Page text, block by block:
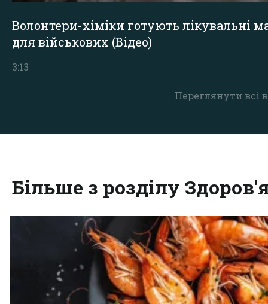
Переглянути всі
Волонтери-хіміки готують лікувальні
для військових (Відео)
3:13
Більше з розділу